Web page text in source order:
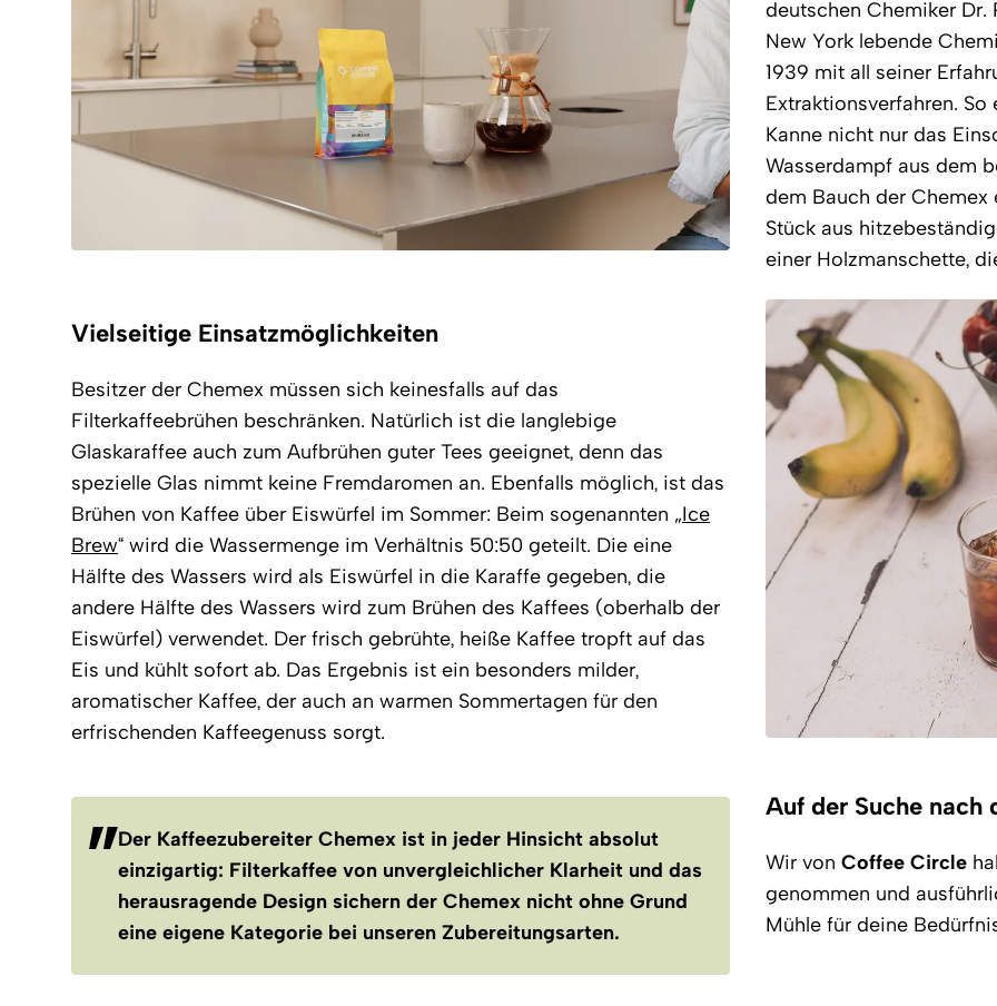
deutschen Chemiker Dr.
New York lebende
1939 mit all seiner
Extraktionsverfahren.
Kanne nicht nur das
Wasserdampf aus dem
dem Bauch der
Stück aus
einer Holzmanschette,
Vielseitige Einsatzmöglichkeiten
Besitzer der Chemex müssen sich keinesfalls auf das
Filterkaffeebrühen beschränken. Natürlich ist die langlebige
Glaskaraffee auch zum Aufbrühen guter Tees geeignet, denn das
spezielle Glas nimmt keine Fremdaromen an. Ebenfalls möglich, ist das
Brühen von Kaffee über Eiswürfel im Sommer: Beim sogenannten „Ice
Brew“ wird die Wassermenge im Verhältnis 50:50 geteilt. Die eine
Hälfte des Wassers wird als Eiswürfel in die Karaffe gegeben, die
andere Hälfte des Wassers wird zum Brühen des Kaffees (oberhalb der
Eiswürfel) verwendet. Der frisch gebrühte, heiße Kaffee tropft auf das
Eis und kühlt sofort ab. Das Ergebnis ist ein besonders milder,
aromatischer Kaffee, der auch an warmen Sommertagen für den
erfrischenden Kaffeegenuss sorgt.
Der Kaffeezubereiter Chemex ist in jeder Hinsicht absolut
einzigartig: Filterkaffee von unvergleichlicher Klarheit und das
herausragende Design sichern der Chemex nicht ohne Grund
eine eigene Kategorie bei unseren Zubereitungsarten.
Auf der Suche nach
Wir von Coffee Circle
genommen und
Mühle für deine